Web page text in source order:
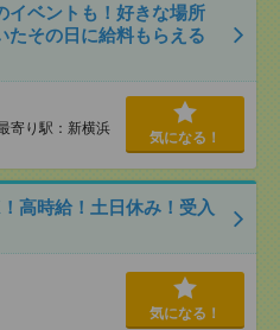
イベントも！好きな場所
その日に給料もらえる
寄り駅：新横浜
気になる！
高時給！土日休み！受入
気になる！